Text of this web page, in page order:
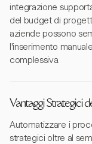
integrazione
del budget di
aziende possono
l'inserimento
complessiva.
Vantaggi Strategici
Automatizzare i
strategici oltre al